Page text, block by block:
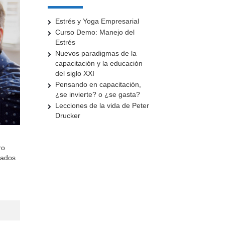
Estrés y Yoga Empresarial
Curso Demo: Manejo del
Estrés
Nuevos paradigmas de la
capacitación y la educación
del siglo XXI
Pensando en capacitación,
¿se invierte? o ¿se gasta?
Lecciones de la vida de Peter
Drucker